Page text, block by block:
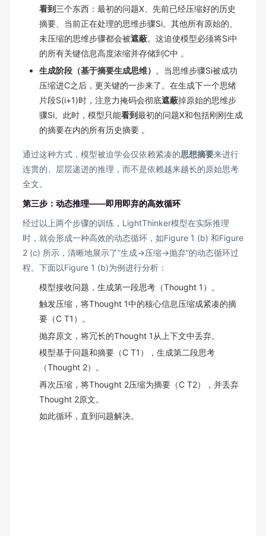
看到三个东西：最初的问题X、先前已经压缩好的历史
摘要、当前正在处理的思维步骤Si。其他所有原始的、
未压缩的思维步骤都会被遮蔽。这迫使模型必须将Si中
的所有关键信息高度浓缩并存储到C中 。
生成阶段（基于摘要生成思维） 。当思维步骤Si被成功
压缩进C之后，更关键的一步来了。在生成下一个思绪
片段S(i+1)时，注意力掩码会彻底遮蔽掉原始的思维步
骤Si。此时，模型只能看到最初的问题X和包括刚刚生成
的摘要在内的所有历史摘要 。
通过这种方式，模型被迫学会仅依赖紧凑的思想摘要来进行
连贯的、层层递进的推理，而不是依赖越来越长的原始思考
全文。
第三步：动态推理——即用即弃的高效循环
经过以上两个步骤的训练，LightThinker模型在实际推理
时，就会形成一种高效的动态循环，如Figure 1 (b) 和Figure
2 (c) 所示，清晰地展示了“生成→压缩→抛弃”的动态循环过
程。下面以Figure 1 (b)为例进行分析：
模型接收问题，生成第一段思考（Thought 1）。
触发压缩，将Thought 1中的核心信息压缩成紧凑的摘
要（C T1）。
抛弃原文，将冗长的Thought 1从上下文中丢弃。
模型基于问题和摘要（C T1），生成第二段思考
（Thought 2）。
再次压缩，将Thought 2压缩为摘要（C T2），并丢弃
Thought 2原文。
如此循环，直到问题解决。